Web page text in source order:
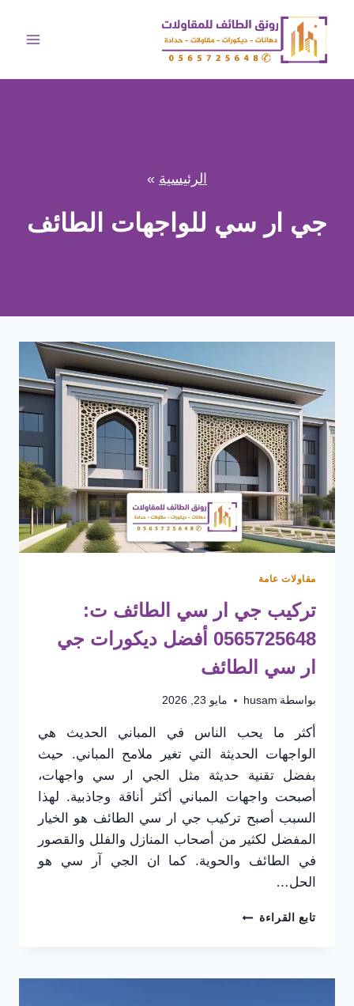
المحتوى
الرئيسية »
جي ار سي للواجهات الطائف
مقاولات عامة
تركيب جي ار سي الطائف ت:
0565725648 أفضل ديكورات جي
ار سي الطائف
بواسطة husam مايو 23, 2026
أكثر ما يحب الناس في المباني الحديث هي
الواجهات الحديثة التي تغير ملامح المباني. حيث
بفضل تقنية حديثة مثل الجي ار سي واجهات،
أصبحت واجهات المباني أكثر أناقة وجاذبية. لهذا
السبب أصبح تركيب جي ار سي الطائف هو الخيار
المفضل لكثير من أصحاب المنازل والفلل والقصور
في الطائف والحوية. كما ان الجي آر سي هو
الحل…
تابع القراءة تركيب
الطائف